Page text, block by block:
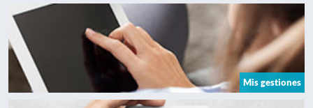
Mis gestiones